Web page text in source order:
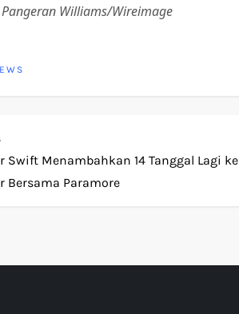
Williams/Wireimage
Swift Menambahkan 14 Tanggal Lagi ke
Bersama Paramore